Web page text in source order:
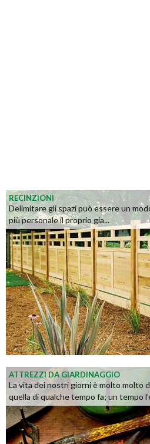
RECINZIONI
Delimitare gli spazi può essere un
più personale il proprio gia...
ATTREZZI DA GIARDINAGGIO
La vita dei nostri giorni è molto molto
quella di qualche tempo fa; un tempo